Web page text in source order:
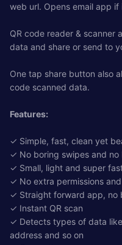
web url. Opens email app
QR code reader & scanner
data and share or send to
One tap share button also
code scanned data.
Features:
✓ Simple, fast, clean yet
✓ No boring swipes and no
✓ Small, light and super
✓ No extra permissions
✓ Straight forward app, no
✓ Instant QR scan
✓ Detects types of data
address and so on